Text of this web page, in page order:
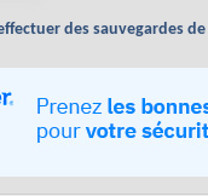
des sauvegardes